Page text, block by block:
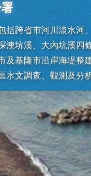
括跨省市河川淡水河
澳坑溪、大內坑溪四
及基隆市沿岸海堤整
水文調查、觀測及分